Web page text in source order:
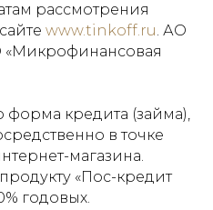
рассмотрения
www.tinkoff.ru. АО
«Микрофинансовая
форма кредита (займа),
в точке
магазина.
«Пос-кредит
годовых.